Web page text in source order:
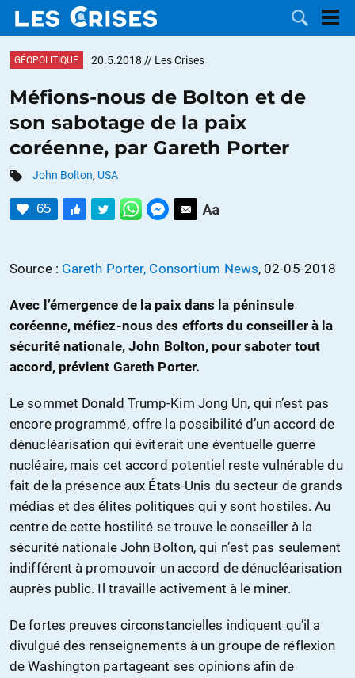
DOSSIERS
CATÉGORIES
MOTS CLÉS
DON
GÉOPOLITIQUE 20.5.2018 // Les Crises
Méfions-nous de Bolton et de
son sabotage de la paix
coréenne, par Gareth Porter
John Bolton, USA
65
Source : Gareth Porter, Consortium News, 02-05-2018
Avec l’émergence de la paix dans la péninsule
coréenne, méfiez-nous des efforts du conseiller à la
sécurité nationale, John Bolton, pour saboter tout
accord, prévient Gareth Porter.
Le sommet Donald Trump-Kim Jong Un, qui n’est pas
encore programmé, offre la possibilité d’un accord de
dénucléarisation qui éviterait une éventuelle guerre
nucléaire, mais cet accord potentiel reste vulnérable du
fait de la présence aux États-Unis du secteur de grands
médias et des élites politiques qui y sont hostiles. Au
centre de cette hostilité se trouve le conseiller à la
sécurité nationale John Bolton, qui n’est pas seulement
indifférent à promouvoir un accord de dénucléarisation
auprès public. Il travaille activement à le miner.
De fortes preuves circonstancielles indiquent qu’il a
divulgué des renseignements à un groupe de réflexion
de Washington partageant ses opinions afin de